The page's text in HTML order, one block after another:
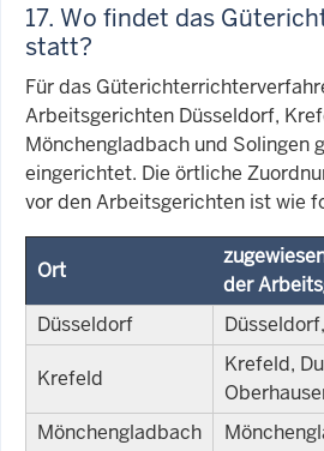
17. Wo findet das
statt?
Für das
Arbeitsgerichten Düsseldorf,
Mönchengladbach und Solingen
eingerichtet. Die örtliche
vor den Arbeitsgerichten ist wie
Ort
der
Düsseldorf
Krefeld
Krefeld,
Mönchengladbach